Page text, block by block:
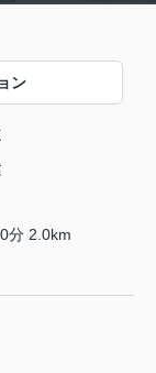
ン
分 2.0km